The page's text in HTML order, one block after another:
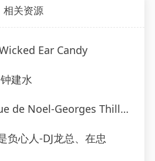
相关资源
Ear Candy
建水
Thill、Orchestra Armand Bernard
负心人-DJ龙总、在忠